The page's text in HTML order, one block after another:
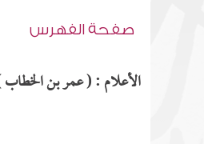
صفحة الفهرس
الأعلام : ( عمر بن الخطاب